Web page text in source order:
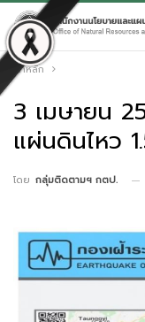
หน้าหลัก
3 เมษายน
แผ่นดินไหว
โดย กลุ่มติดตามฯ กตป.